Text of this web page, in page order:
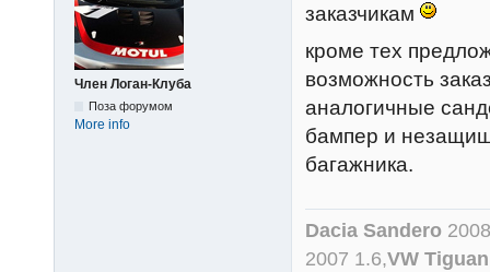
Член Логан-Клуба
Поза форумом
More info
заказчикам
кроме тех
возможность
аналогичные
бампер и
багажника.
Dacia Sandero
2007 1.6,VW